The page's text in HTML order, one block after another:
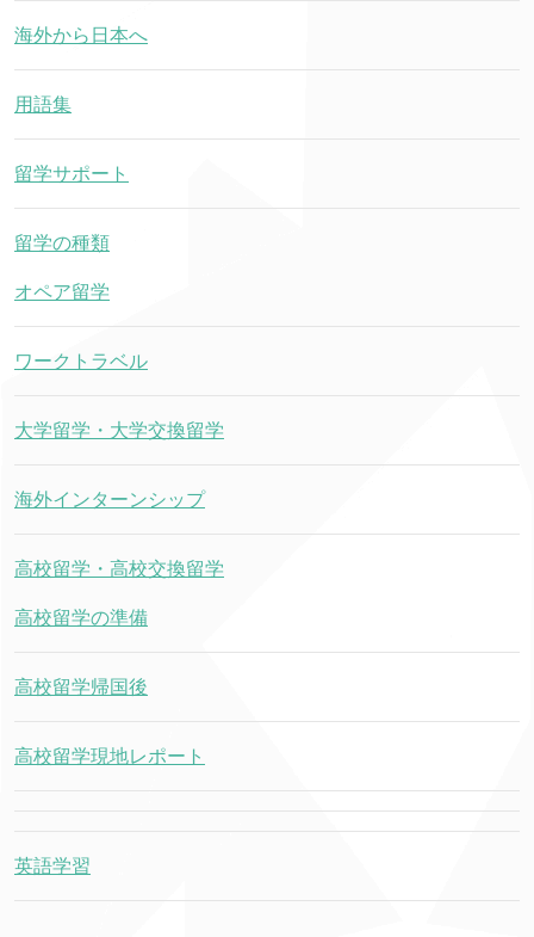
海外から日本へ
用語集
留学サポート
留学の種類
オペア留学
ワークトラベル
大学留学・大学交換留学
海外インターンシップ
高校留学・高校交換留学
高校留学の準備
高校留学帰国後
高校留学現地レポート
英語学習